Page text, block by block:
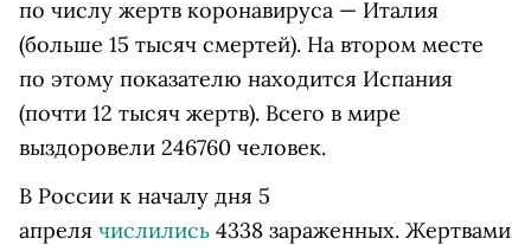
по числу жертв коронавируса — Италия
(больше 15 тысяч смертей). На втором месте
по этому показателю находится Испания
(почти 12 тысяч жертв). Всего в мире
выздоровели 246760 человек.
В России к началу дня 5
апреля числились 4338 зараженных. Жертвами